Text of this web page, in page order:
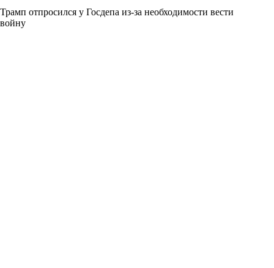
Трамп отпросился у Госдепа из-за необходимости вести
войну